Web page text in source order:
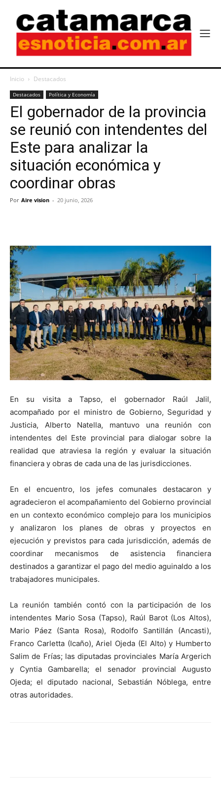
Inicio Destacados
Destacados Política y Economía
El gobernador de la provincia
se reunió con intendentes del
Este para analizar la
situación económica y
coordinar obras
Por Aire vision - 20 junio, 2026
En su visita a Tapso, el gobernador Raúl Jalil,
acompañado por el ministro de Gobierno, Seguridad y
Justicia, Alberto Natella, mantuvo una reunión con
intendentes del Este provincial para dialogar sobre la
realidad que atraviesa la región y evaluar la situación
financiera y obras de cada una de las jurisdicciones.
En el encuentro, los jefes comunales destacaron y
agradecieron el acompañamiento del Gobierno provincial
en un contexto económico complejo para los municipios
y analizaron los planes de obras y proyectos en
ejecución y previstos para cada jurisdicción, además de
coordinar mecanismos de asistencia financiera
destinados a garantizar el pago del medio aguinaldo a los
trabajadores municipales.
La reunión también contó con la participación de los
intendentes Mario Sosa (Tapso), Raúl Barot (Los Altos),
Mario Páez (Santa Rosa), Rodolfo Santillán (Ancasti),
Franco Carletta (Icaño), Ariel Ojeda (El Alto) y Humberto
Salim de Frías; las diputadas provinciales María Argerich
y Cyntia Gambarella; el senador provincial Augusto
Ojeda; el diputado nacional, Sebastián Nóblega, entre
otras autoridades.